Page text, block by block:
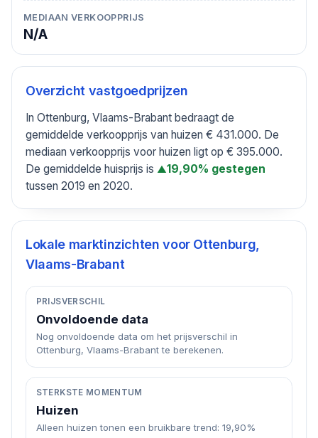
MEDIAAN VERKOOPPRIJS
N/A
Overzicht vastgoedprijzen
In Ottenburg, Vlaams-Brabant bedraagt de
gemiddelde verkoopprijs van huizen € 431.000. De
mediaan verkoopprijs voor huizen ligt op € 395.000.
De gemiddelde huisprijs is ▲19,90% gestegen
tussen 2019 en 2020.
Lokale marktinzichten voor Ottenburg,
Vlaams-Brabant
PRIJSVERSCHIL
Onvoldoende data
Nog onvoldoende data om het prijsverschil in
Ottenburg, Vlaams-Brabant te berekenen.
STERKSTE MOMENTUM
Huizen
Alleen huizen tonen een bruikbare trend: 19,90%